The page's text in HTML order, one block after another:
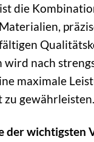
die
wird nach
maximale
gewährleisten.
der wichtigsten